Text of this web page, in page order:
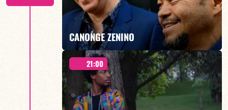
EN SAVOIR PLUS
CANONGE ZENINO
Duo Jazz - 19h00
21:00